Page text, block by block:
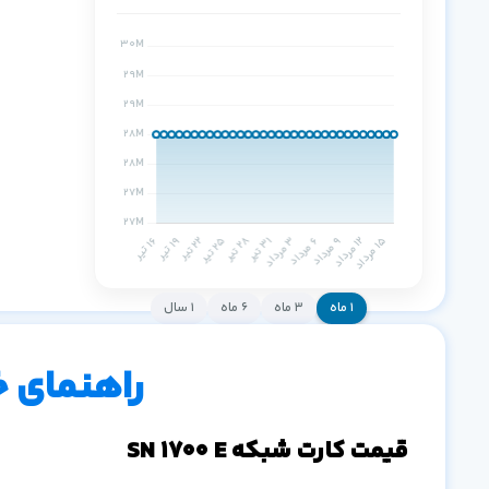
۱ ماه ۳ ماه ۶ ماه ۱ سال
قیمت کارت شبکه SN 1700 E